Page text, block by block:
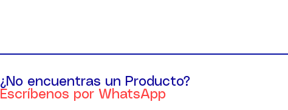
¿No encuentras un Producto?
Escríbenos por WhatsApp